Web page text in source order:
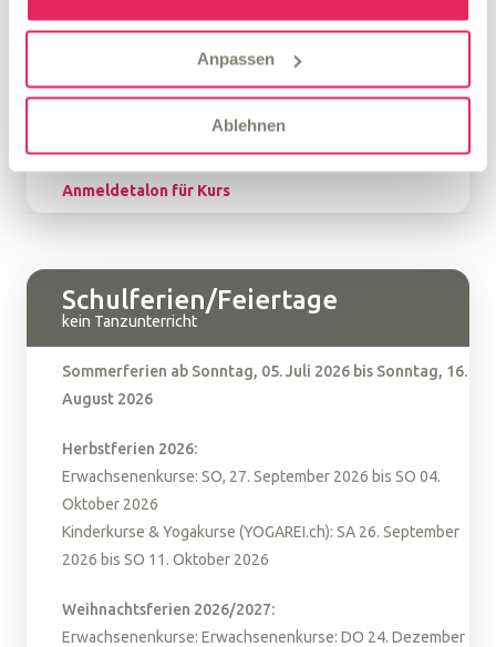
Anpassen
Ablehnen
Kurskosten: CHF 25.-/29.-/CHF Jug.: 525.-/Erw.: 609.-
Anmeldetalon für Kurs
Schulferien/Feiertage
kein Tanzunterricht
Sommerferien ab Sonntag, 05. Juli 2026 bis Sonntag, 16.
August 2026
Herbstferien 2026:
Erwachsenenkurse: SO, 27. September 2026 bis SO 04.
Oktober 2026
Kinderkurse & Yogakurse (YOGAREI.ch): SA 26. September
2026 bis SO 11. Oktober 2026
Weihnachtsferien 2026/2027:
Erwachsenenkurse: Erwachsenenkurse: DO 24. Dezember